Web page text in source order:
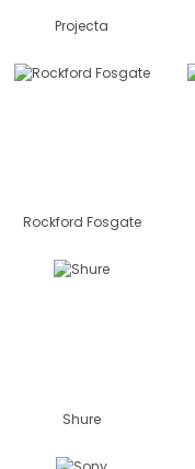
Projecta
Rockford Fosgate
Shure